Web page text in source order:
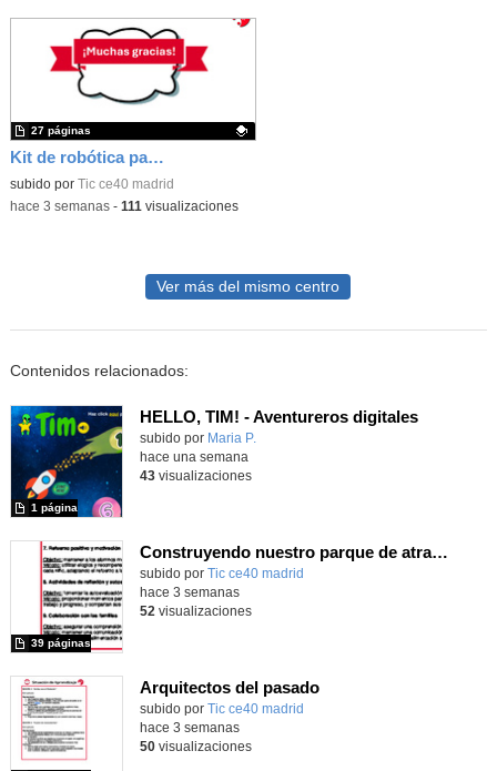
Kit de robótica para Micro:Bit
Contenido educativo.
subido por Tic ce40 madrid
27 páginas
-hace 3 semanas- 111 visualizaciones
Ver más del mismo centro
Contenidos relacionados:
HELLO, TIM! - Aventureros digitales
Contenido educativo.
subido por Maria P.
1 página
hace una semana
43visualizaciones
Construyendo nuestro parque de atracciones
subido por Tic ce40 madrid
39 páginas
hace 3 semanas
52 visualizaciones
Arquitectos del pasado
subido por Tic ce40 madrid
hace 3 semanas
50visualizaciones